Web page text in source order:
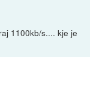
1100kb/s.... kje je